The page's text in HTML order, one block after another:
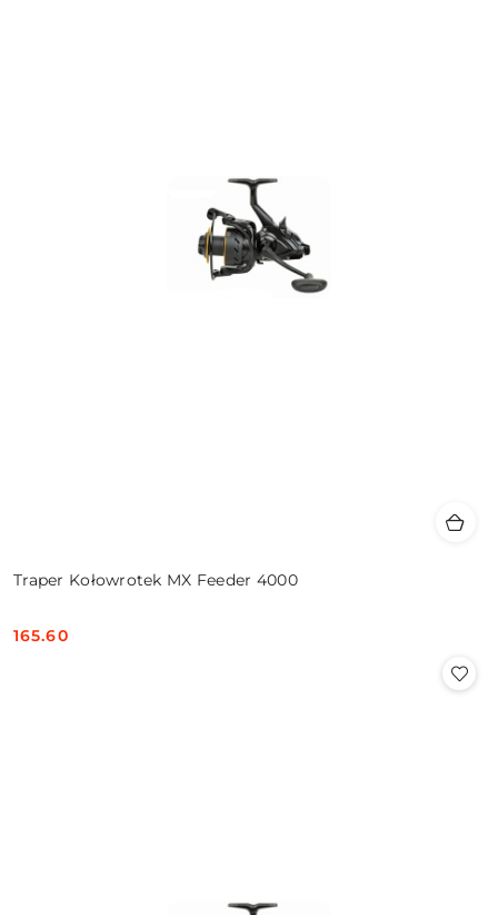
Traper Kołowrotek MX Feeder 4000
Cena:
165.60